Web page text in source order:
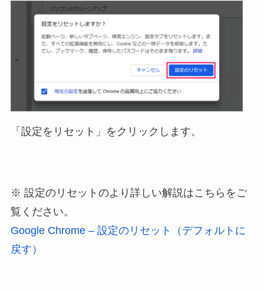
「設定をリセット」をクリックします。
※ 設定のリセットのより詳しい解説はこちらをご
覧ください。
Google Chrome – 設定のリセット（デフォルトに
戻す）